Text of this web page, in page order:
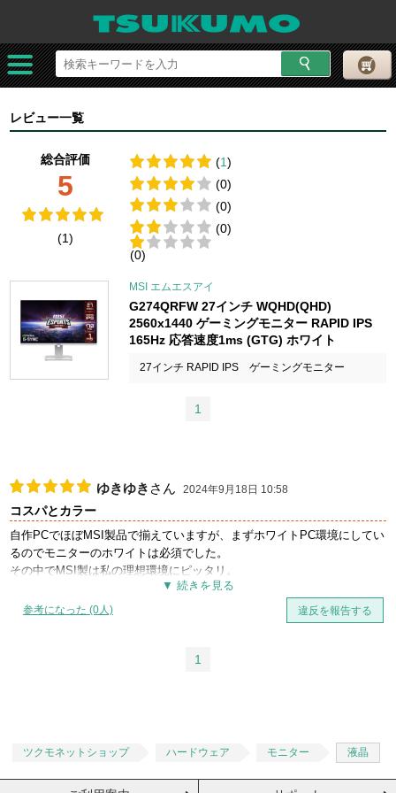
レビュー一覧
総合評価
5
(1)
(1)
(0)
(0)
(0)
(0)
MSI エムエスアイ
G274QRFW 27インチ WQHD(QHD)
2560x1440 ゲーミングモニター RAPID IPS
165Hz 応答速度1ms (GTG) ホワイト
27インチ RAPID IPS ゲーミングモニター
1
ゆきゆき さん 2024年9月18日 10:58
コスパとカラー
自作PCでほぼMSI製品で揃えていますが、まずホワイトPC環境にしてい
るのでモニターのホワイトは必須でした。
その中でMSI製は私の理想環境にピッタリ。
そこそこゲームもするのでこのモニターは本当に理想的です。
お値段も高くなくコスパ最高です。
参考になった (0人) 違反を報告する
1
ツクモネットショップ ハードウェア モニター 液晶